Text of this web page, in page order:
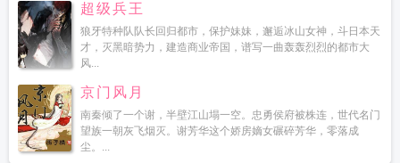
超级兵王
狼牙特种队队长回归都市，保护妹妹，邂逅冰山女神，斗日本天
才，灭黑暗势力，建造商业帝国，谱写一曲轰轰烈烈的都市大
风...
京门风月
南秦倾了一个谢，半壁江山塌一空。忠勇侯府被株连，世代名门
望族一朝灰飞烟灭。谢芳华这个娇房嫡女碾碎芳华，零落成
尘。...